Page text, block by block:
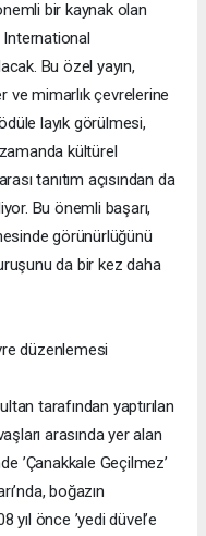
bir kaynak olan
International
Bu özel yayın,
ve mimarlık çevrelerine
layık görülmesi,
zamanda kültürel
tanıtım açısından da
Bu önemli başarı,
görünürlüğünü
da bir kez daha
düzenlemesi
tarafından yaptırılan
arasında yer alan
’Çanakkale Geçilmez’
boğazın
yıl önce ’yedi düvel’e